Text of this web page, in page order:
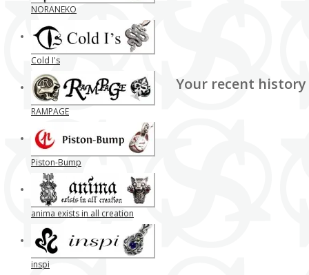
Your recent history
NORANEKO
Cold I's
RAMPAGE
Piston-Bump
anima exists in all creation
inspi